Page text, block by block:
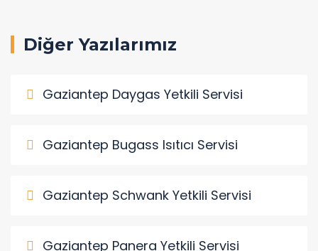
Diğer Yazılarımız
Gaziantep Daygas Yetkili Servisi
Gaziantep Bugass Isıtıcı Servisi
Gaziantep Schwank Yetkili Servisi
Gaziantep Panera Yetkili Servisi